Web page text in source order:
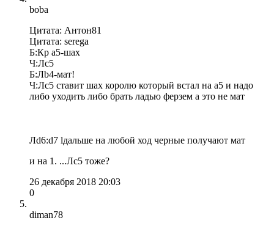
boba
Цитата: Антон81
Цитата: serega
Б:Кр а5-шах
Ч:Лс5
Б:Лb4-мат!
Ч:Лс5 ставит шах королю который встал на а5 и надо
либо уходить либо брать ладью ферзем а это не мат
Лd6:d7 lдальше на любой ход черные получают мат
и на 1. ...Лc5 тоже?
26 декабря 2018 20:03
0
diman78